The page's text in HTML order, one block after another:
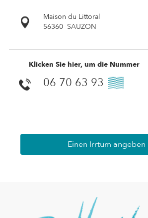
Maison du Littoral
56360 SAUZON
Klicken Sie hier, um die Nummer
06 70 63 93 ▒▒
Einen Irrtum angeben